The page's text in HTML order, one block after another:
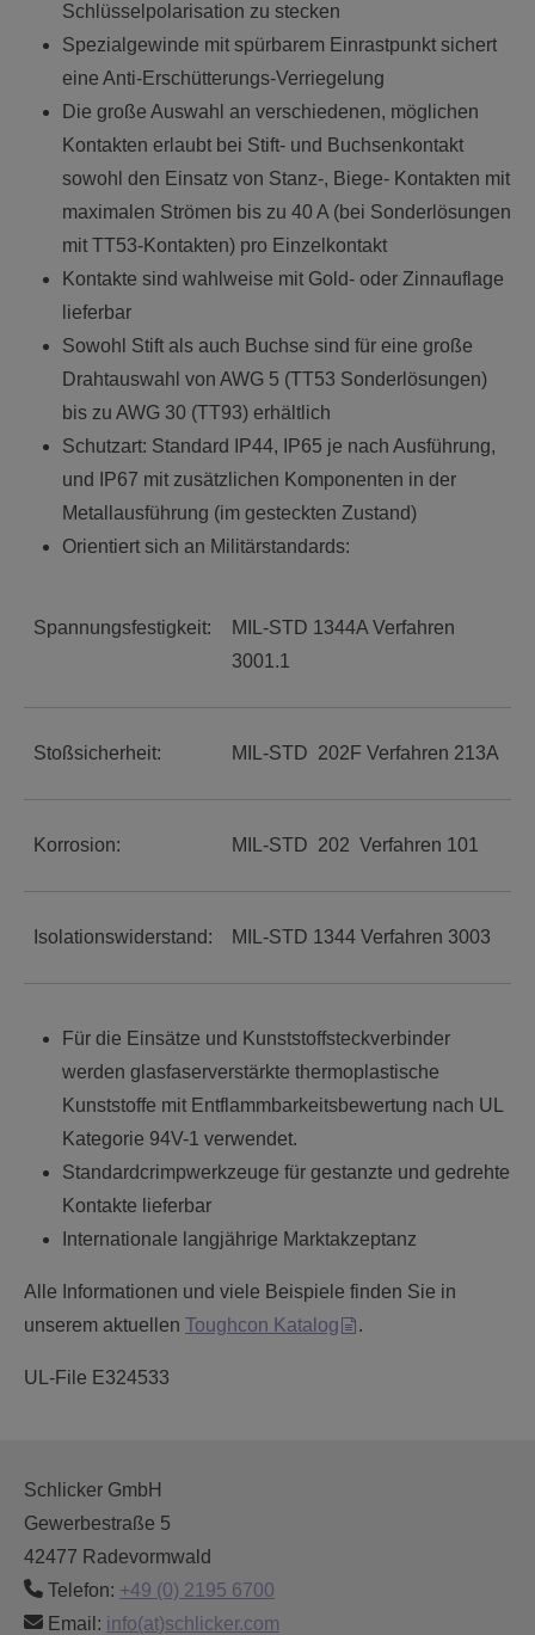
Schlüsselpolarisation zu stecken
Spezialgewinde mit spürbarem Einrastpunkt sichert
eine Anti-Erschütterungs-Verriegelung
Die große Auswahl an verschiedenen, möglichen
Kontakten erlaubt bei Stift- und Buchsenkontakt
sowohl den Einsatz von Stanz-, Biege- Kontakten mit
maximalen Strömen bis zu 40 A (bei Sonderlösungen
mit TT53-Kontakten) pro Einzelkontakt
Kontakte sind wahlweise mit Gold- oder Zinnauflage
lieferbar
Sowohl Stift als auch Buchse sind für eine große
Drahtauswahl von AWG 5 (TT53 Sonderlösungen)
bis zu AWG 30 (TT93) erhältlich
Schutzart: Standard IP44, IP65 je nach Ausführung,
und IP67 mit zusätzlichen Komponenten in der
Metallausführung (im gesteckten Zustand)
Orientiert sich an Militärstandards:
Spannungsfestigkeit:
MIL-STD 1344A Verfahren
3001.1
Stoßsicherheit: MIL-STD 202F Verfahren 213A
Korrosion: MIL-STD 202 Verfahren 101
Isolationswiderstand: MIL-STD 1344 Verfahren 3003
Für die Einsätze und Kunststoffsteckverbinder
werden glasfaserverstärkte thermoplastische
Kunststoffe mit Entflammbarkeitsbewertung nach UL
Kategorie 94V-1 verwendet.
Standardcrimpwerkzeuge für gestanzte und gedrehte
Kontakte lieferbar
Internationale langjährige Marktakzeptanz
Alle Informationen und viele Beispiele finden Sie in
unserem aktuellen Toughcon Katalog .
UL-File E324533
Schlicker GmbH
Gewerbestraße 5
42477 Radevormwald
Telefon: +49 (0) 2195 6700
Email: info(at)schlicker.com